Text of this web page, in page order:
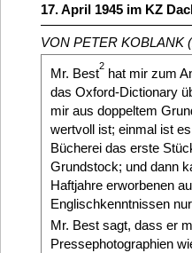
17. April 1945 im KZ
VON PETER KOBLANK
Mr. Best2hat mir zum
das Oxford-Dictionary
mir aus doppeltem
wertvoll ist; einmal ist
Bücherei das erste
Grundstock; und dann
Haftjahre erworbenen
Englischkenntnissen
Mr. Best sagt, dass er
Pressephotographien